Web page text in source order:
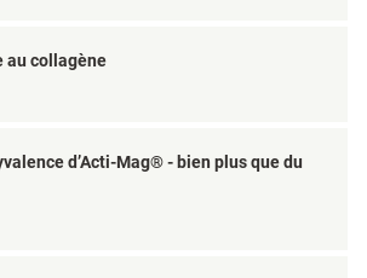
au collagène
d’Acti-Mag® - bien plus que du